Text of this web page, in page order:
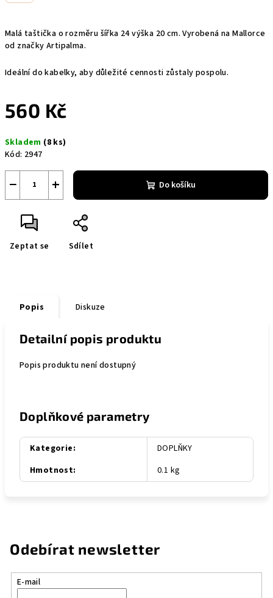
Malá taštička o rozměru šířka 24 výška 20 cm. Vyrobená na Mallorce
od značky Artipalma.
Ideální do kabelky, aby důležité cennosti zůstaly pospolu.
560 Kč
cena:
Skladem (8 ks)
Kód: 2947
+
− Do košíku
Zeptat se Sdílet
Popis Diskuze
Detailní popis produktu
Popis produktu není dostupný
Doplňkové parametry
Kategorie:
DOPLŇKY
Hmotnost: 0.1 kg
Odebírat newsletter
E-mail